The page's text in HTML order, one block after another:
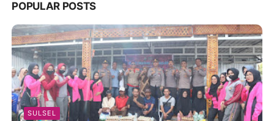
POPULAR POSTS
SULSEL